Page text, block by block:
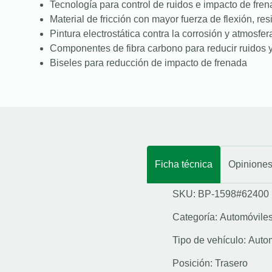
Tecnología para control de ruidos e impacto de
Material de fricción con mayor fuerza de flexión,
Pintura electrostática contra la corrosión y
Componentes de fibra carbono para reducir ruidos
Biseles para reducción de impacto de frenada
Ficha técnica Opiniones
SKU: BP-1598#62400
Categoría:
Tipo de vehículo:
Posición: Trasero